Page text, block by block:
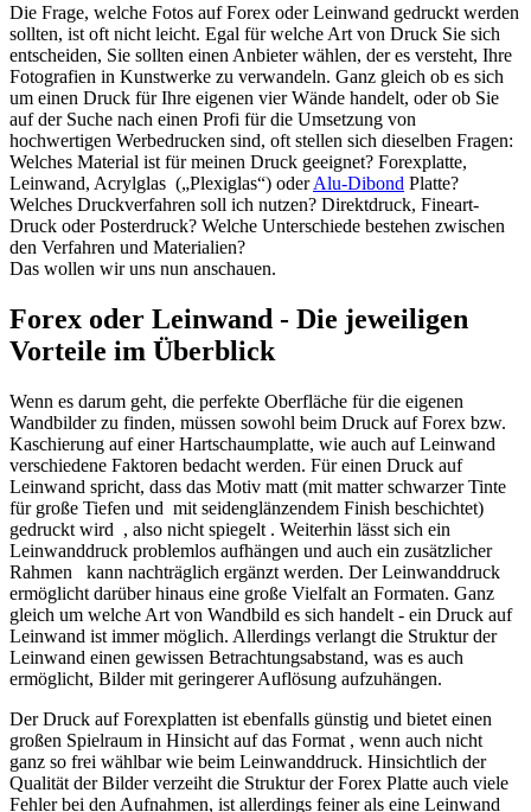
Die Frage, welche Fotos auf Forex oder Leinwand gedruckt werden
sollten, ist oft nicht leicht. Egal für welche Art von Druck Sie sich
entscheiden, Sie sollten einen Anbieter wählen, der es versteht, Ihre
Fotografien in Kunstwerke zu verwandeln. Ganz gleich ob es sich
um einen Druck für Ihre eigenen vier Wände handelt, oder ob Sie
auf der Suche nach einen Profi für die Umsetzung von
hochwertigen Werbedrucken sind, oft stellen sich dieselben Fragen:
Welches Material ist für meinen Druck geeignet? Forexplatte,
Leinwand, Acrylglas („Plexiglas“) oderAlu-Dibond Platte?
Welches Druckverfahren soll ich nutzen? Direktdruck, Fineart-
Druck oder Posterdruck? Welche Unterschiede bestehen zwischen
den Verfahren und Materialien?
Das wollen wir uns nun anschauen.
Forex oder Leinwand - Die jeweiligen
Vorteile im Überblick
Wenn es darum geht, die perfekte Oberfläche für die eigenen
Wandbilder zu finden, müssen sowohl beim Druck auf Forex bzw.
Kaschierung auf einer Hartschaumplatte, wie auch auf Leinwand
verschiedene Faktoren bedacht werden. Für einen Druck auf
Leinwand spricht, dass das Motiv matt (mit matter schwarzer Tinte
für große Tiefen und mit seidenglänzendem Finish beschichtet)
gedruckt wird , also nicht spiegelt . Weiterhin lässt sich ein
Leinwanddruck problemlos aufhängen und auch ein zusätzlicher
Rahmen kann nachträglich ergänzt werden. Der Leinwanddruck
ermöglicht darüber hinaus eine große Vielfalt an Formaten. Ganz
gleich um welche Art von Wandbild es sich handelt - ein Druck auf
Leinwand ist immer möglich. Allerdings verlangt die Struktur der
Leinwand einen gewissen Betrachtungsabstand, was es auch
ermöglicht, Bilder mit geringerer Auflösung aufzuhängen.
Der Druck auf Forexplatten ist ebenfalls günstig und bietet einen
großen Spielraum in Hinsicht auf das Format , wenn auch nicht
ganz so frei wählbar wie beim Leinwanddruck. Hinsichtlich der
Qualität der Bilder verzeiht die Struktur der Forex Platte auch viele
Fehler bei den Aufnahmen, ist allerdings feiner als eine Leinwand